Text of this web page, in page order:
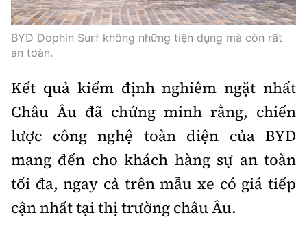
BYD Dophin Surf không những tiện dụng mà còn rất
an toàn.
Kết quả kiểm định nghiêm ngặt nhất
Châu Âu đã chứng minh rằng, chiến
lược công nghệ toàn diện của BYD
mang đến cho khách hàng sự an toàn
tối đa, ngay cả trên mẫu xe có giá tiếp
cận nhất tại thị trường châu Âu.